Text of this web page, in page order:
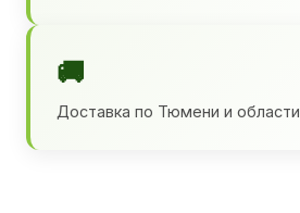
🚚
Доставка по Тюмени и области